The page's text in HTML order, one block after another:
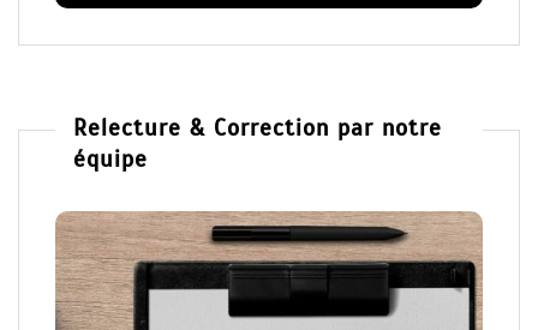
Relecture & Correction par notre
équipe